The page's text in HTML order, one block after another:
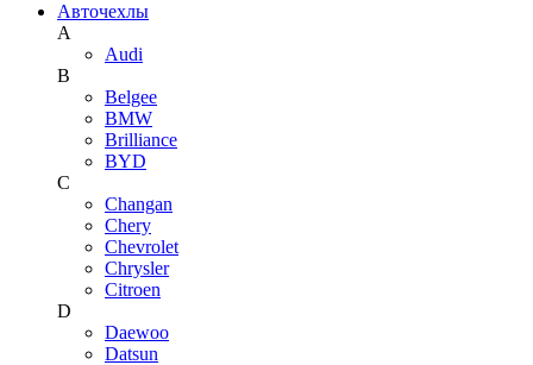
Авточехлы
A
Audi
B
Belgee
BMW
Brilliance
BYD
C
Changan
Chery
Chevrolet
Chrysler
Citroen
D
Daewoo
Datsun